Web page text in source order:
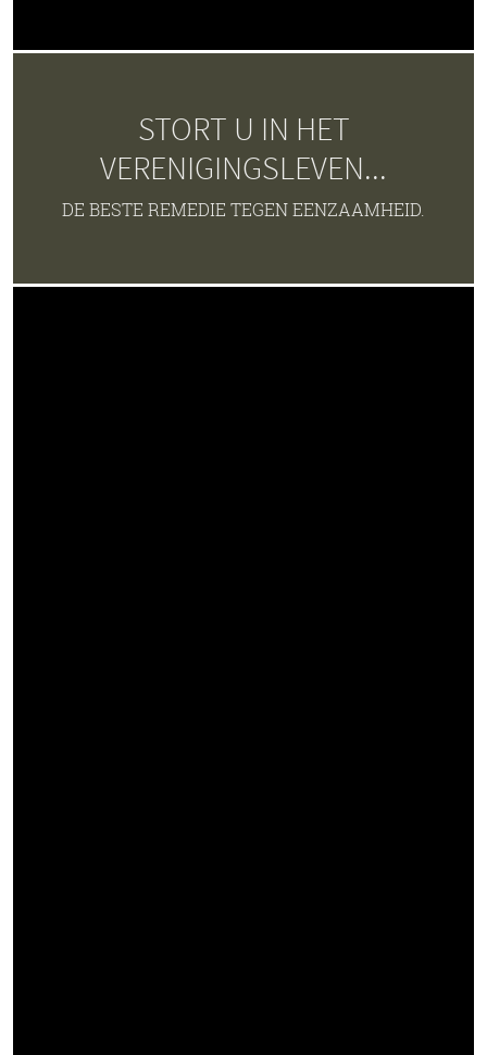
STORT U IN HET
VERENIGINGSLEVEN...
DE BESTE REMEDIE TEGEN EENZAAMHEID.